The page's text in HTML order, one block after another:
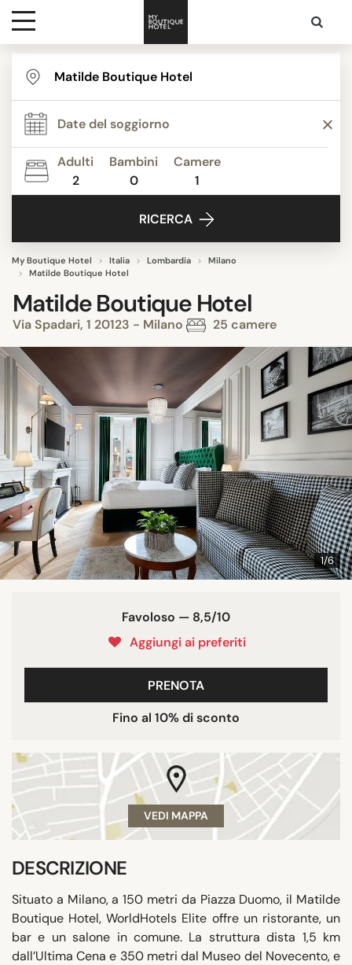
Destinazioni
Ispirazione
Contatti
Adulti
2
Bambini
0
Camere
1
RICERCA
My Boutique Hotel Italia Lombardia
Milano
Matilde Boutique Hotel
Matilde Boutique Hotel
Via Spadari, 1 20123 - Milano 25 camere
1/6
Favoloso — 8,5/10
Aggiungi ai preferiti
PRENOTA
Fino al 10% di sconto
VEDI MAPPA
DESCRIZIONE
Situato a Milano, a 150 metri da Piazza Duomo, il Matilde
Boutique Hotel, WorldHotels Elite offre un ristorante, un
bar e un salone in comune. La struttura dista 1,5 km
dall’Ultima Cena e 350 metri dal Museo del Novecento, e